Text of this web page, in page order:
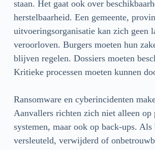
staan. Het gaat ook over
herstelbaarheid. Een gemeente,
uitvoeringsorganisatie kan zich geen
veroorloven. Burgers moeten hun
blijven regelen. Dossiers moeten
Kritieke processen moeten kunnen
Ransomware en cyberincidenten
Aanvallers richten zich niet alleen op
systemen, maar ook op back-ups. Als
versleuteld, verwijderd of